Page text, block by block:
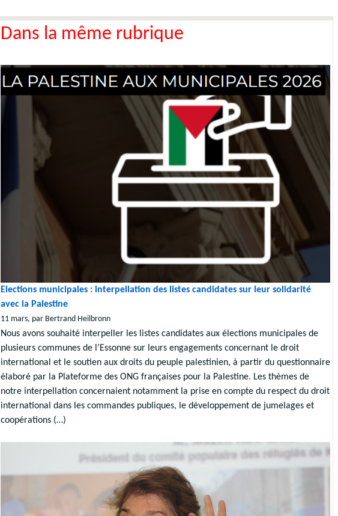
Dans la même rubrique
Elections municipales : interpellation des listes candidates sur leur solidarité
avec la Palestine
11 mars, par Bertrand Heilbronn
Nous avons souhaité interpeller les listes candidates aux élections municipales de
plusieurs communes de l’Essonne sur leurs engagements concernant le droit
international et le soutien aux droits du peuple palestinien, à partir du questionnaire
élaboré par la Plateforme des ONG françaises pour la Palestine. Les thèmes de
notre interpellation concernaient notamment la prise en compte du respect du droit
international dans les commandes publiques, le développement de jumelages et
coopérations (…)